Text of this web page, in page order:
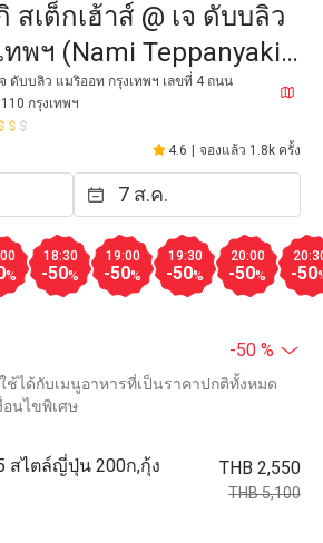
สเต็กเฮ้าส์ @ เจ ดับบลิว
พฯ (Nami Teppanyaki
JW Marriott Bangkok)
ดับบลิว แมริออท กรุงเทพฯ เลขที่ 4 ถนน
กรุงเทพฯ
4.6 จองแล้ว 1.8k ครั้ง
%
18:30
-50%
19:00
-50%
19:30
-50%
20:00
-50% -50
-50 %
ได้กับเมนูอาหารที่เป็นราคาปกติทั้งหมด
อนไขพิเศษ
สไตล์ญี่ปุ่น 200ก,กุ้ง
THB 2,550
THB 5,100